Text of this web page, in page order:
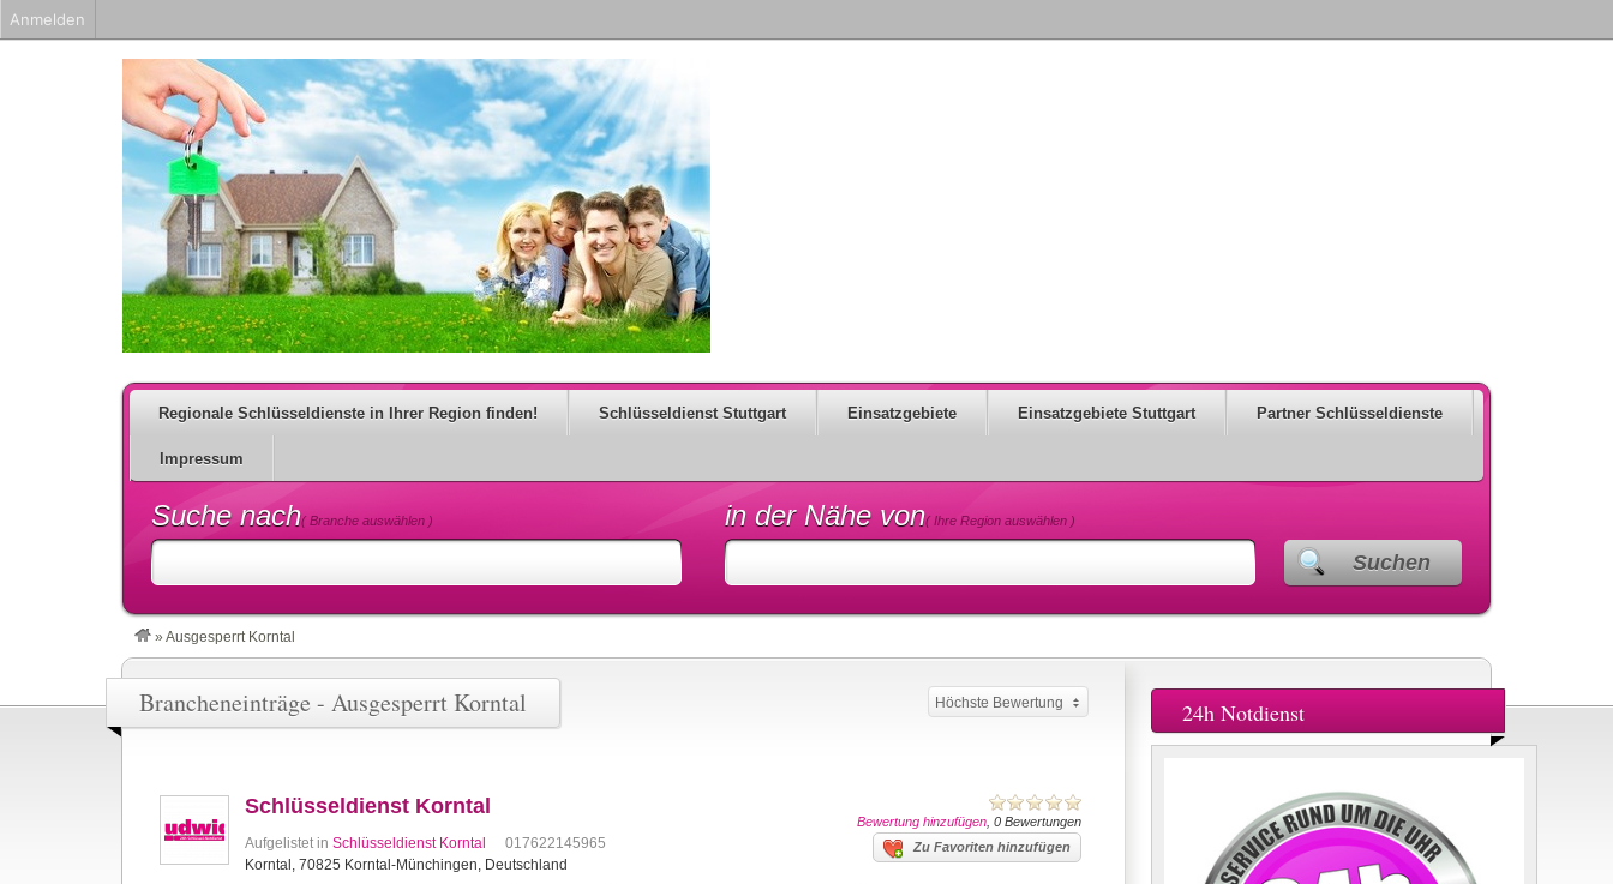
Regionale Schlüsseldienste in Ihrer Region finden! Schlüsseldienst Stuttgart Einsatzgebiete Einsatzgebiete Stuttgart Partner Schlüsseldienste
Impressum
Suche nach( Branche auswählen ) in der Nähe von( Ihre Region auswählen )
Suchen
» Ausgesperrt Korntal
Brancheneinträge - Ausgesperrt Korntal Höchste Bewertung
Bewertung hinzufügen , 0 Bewertungen
Schlüsseldienst Korntal
Aufgelistet in Schlüsseldienst Korntal Zu Favoriten hinzufügen
017622145965
Korntal, 70825 Korntal-Münchingen, Deutschland
24h Notdienst
Anmelden